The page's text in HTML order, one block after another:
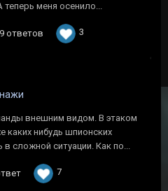
меня осенило...
ответов 3
внешним видом. В этаком
каких нибудь шпионских
сложной ситуации. Как по...
7